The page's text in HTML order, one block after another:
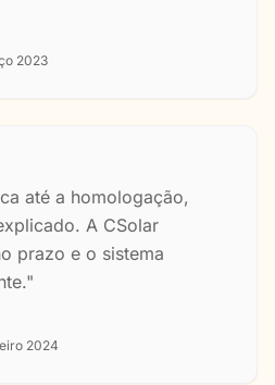
2023
até a homologação,
A CSolar
prazo e o sistema
2024